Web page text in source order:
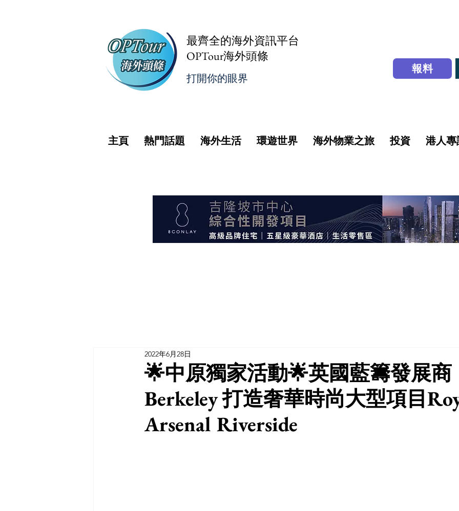
最齊全的海外資訊平台
OPTour海外頭條
打開你的眼界
報料
主頁 熱門話題 海外生活 環遊世界 海外物業之旅 投資 港人專
🌟中原獨家活動🌟英國藍籌發展商
Berkeley 打造奢華時尚大型項目
Arsenal Riverside
2022年6月28日